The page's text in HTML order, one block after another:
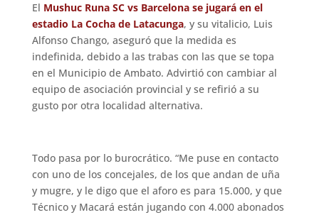
El Mushuc Runa SC vs Barcelona se jugará en el
estadio La Cocha de Latacunga, y su vitalicio, Luis
Alfonso Chango, aseguró que la medida es
indefinida, debido a las trabas con las que se topa
en el Municipio de Ambato. Advirtió con cambiar al
equipo de asociación provincial y se refirió a su
gusto por otra localidad alternativa.
Todo pasa por lo burocrático. “Me puse en contacto
con uno de los concejales, de los que andan de uña
y mugre, y le digo que el aforo es para 15.000, y que
Técnico y Macará están jugando con 4.000 abonados